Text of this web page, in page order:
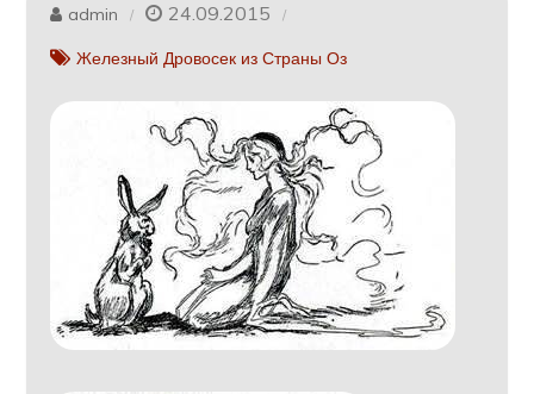
admin 24.09.2015
Железный Дровосек из Страны Оз